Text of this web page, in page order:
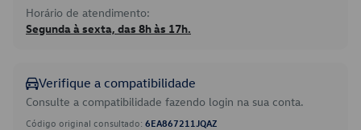
Horário de atendimento:
Segunda à sexta, das 8h às 17h.
Verifique a compatibilidade
Consulte a compatibilidade fazendo login na sua conta.
Código original consultado: 6EA867211JQAZ